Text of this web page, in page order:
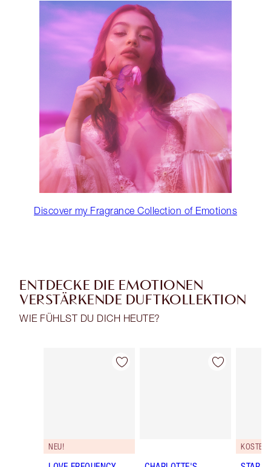
Discover my Fragrance Collection of Emotions
ENTDECKE DIE EMOTIONEN
VERSTÄRKENDE DUFTKOLLEKTION
WIE FÜHLST DU DICH HEUTE?
Artikel 1 von 29
NEU!
Artikel 2 von 29